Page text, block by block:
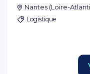
Nantes (Loire-
Logistique